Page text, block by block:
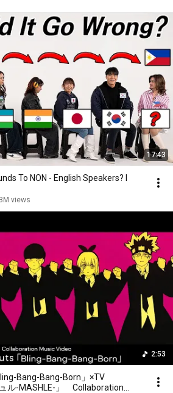
時中
り胸いっぱい
清らかに
誇る
のそばで
ら
ゃいられないわ
誰にも負けない
17:43
To NON - English Speakers? l
views
2:53
Bang-Bang-Born」×TV
ル-MASHLE-」 Collaboration